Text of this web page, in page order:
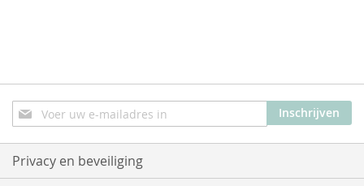
Abonneer
u
op
onze
nieuwsbrief
Inschrijven
Privacy en beveiliging